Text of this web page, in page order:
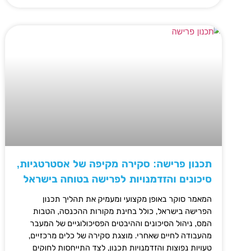
תכנון פרישה: סקירה מקיפה של אסטרטגיות,
סיכונים והזדמנויות לפרישה בטוחה בישראל
המאמר סוקר באופן מקצועי ומעמיק את תהליך תכנון
הפרישה בישראל, כולל בחינת מקורות ההכנסה, הטבות
המס, ניהול הסיכונים וההיבטים הפסיכולוגיים של המעבר
מהעבודה לחיים שאחרי. מוצגת סקירה של כלים מרכזיים,
טעויות נפוצות והזדמנויות תכנון, לצד התייחסות לחוקים